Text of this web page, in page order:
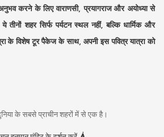
करने के लिए वाराणसी, प्रयागराज और अयोध्या से
तीनों शहर सिर्फ पर्यटन स्थल नहीं, बल्कि धार्मिक और
के विशेष टूर पैकेज के साथ, अपनी इस पवित्र यात्रा को
के सबसे प्राचीन शहरों में से एक है।